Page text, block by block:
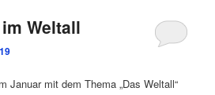
Weltall
Januar mit dem Thema „Das Weltall“